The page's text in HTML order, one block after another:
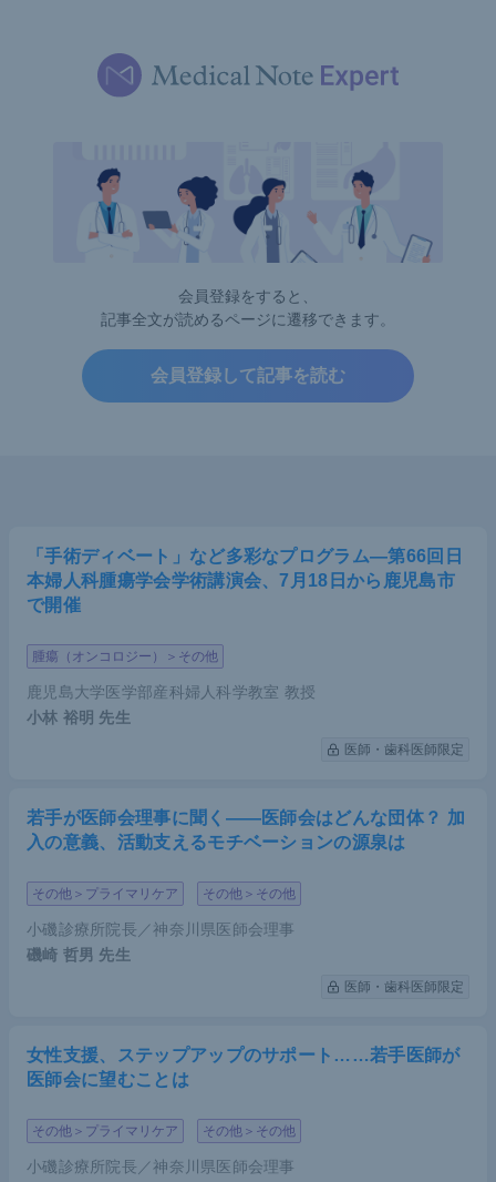
会員登録をすると、
記事全文が読めるページに遷移できます。
会員登録して記事を読む
「手術ディベート」など多彩なプログラム―第66回日
本婦人科腫瘍学会学術講演会、7月18日から鹿児島市
で開催
腫瘍（オンコロジー）＞その他
鹿児島大学医学部産科婦人科学教室 教授
小林 裕明 先生
医師・歯科医師限定
若手が医師会理事に聞く――医師会はどんな団体？ 加
入の意義、活動支えるモチベーションの源泉は
その他＞プライマリケア その他＞その他
小磯診療所院長／神奈川県医師会理事
磯崎 哲男 先生
医師・歯科医師限定
女性支援、ステップアップのサポート……若手医師が
医師会に望むことは
その他＞プライマリケア その他＞その他
小磯診療所院長／神奈川県医師会理事